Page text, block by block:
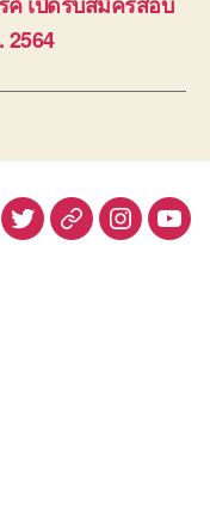
2564
TwitterLine